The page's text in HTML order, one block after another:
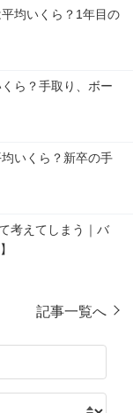
均いくら？1年目の
ら？手取り、ボー
いくら？新卒の手
考えてしまう｜バ
記事一覧へ